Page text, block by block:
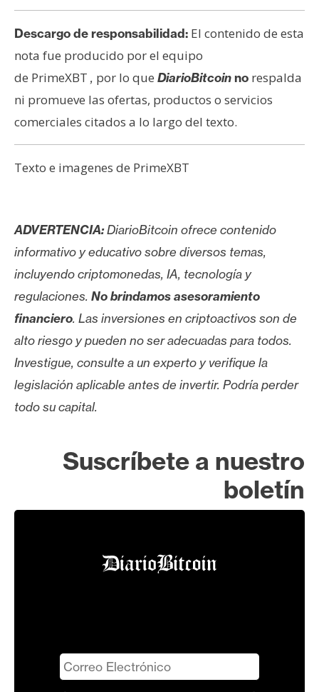
Descargo de responsabilidad: El contenido de esta
nota fue producido por el equipo
de PrimeXBT , por lo que DiarioBitcoinno respalda
ni promueve las ofertas, productos o servicios
comerciales citados a lo largo del texto.
Texto e imagenes de PrimeXBT
ADVERTENCIA:DiarioBitcoin ofrece contenido
informativo y educativo sobre diversos temas,
incluyendo criptomonedas, IA, tecnología y
regulaciones. No brindamos asesoramiento
financiero. Las inversiones en criptoactivos son de
alto riesgo y pueden no ser adecuadas para todos.
Investigue, consulte a un experto y verifique la
legislación aplicable antes de invertir. Podría perder
todo su capital.
Suscríbete a nuestro
boletín